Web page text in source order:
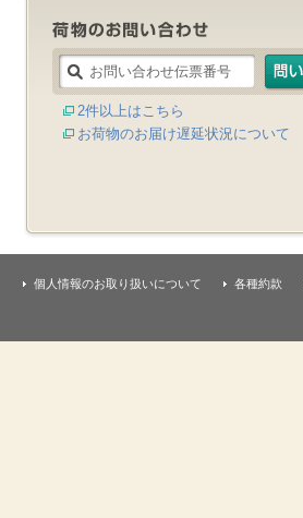
2件以上はこちら
お荷物のお届け遅延状況について
個人情報のお取り扱いについて 各種約款